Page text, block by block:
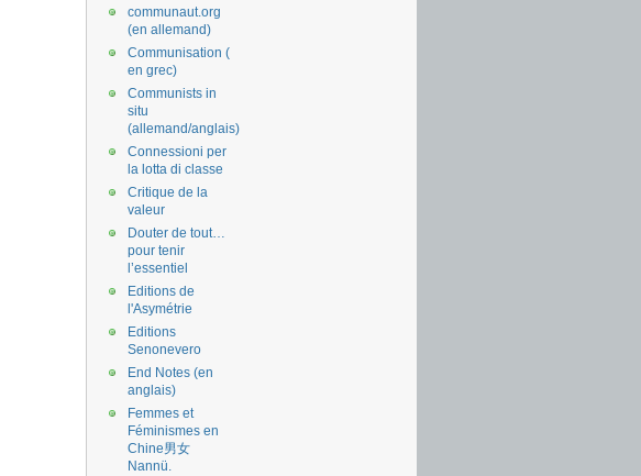
communaut.org
(en allemand)
Communisation (
en grec)
Communists in
situ
(allemand/anglais)
Connessioni per
la lotta di classe
Critique de la
valeur
Douter de tout…
pour tenir
l’essentiel
Editions de
l'Asymétrie
Editions
Senonevero
End Notes (en
anglais)
Femmes et
Féminismes en
Chine男女
Nannü.